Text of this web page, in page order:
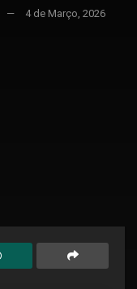
4 de Março, 2026